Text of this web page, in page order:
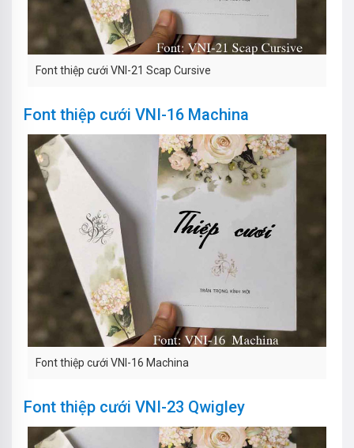
Font thiệp cưới VNI-21 Scap Cursive
Font thiệp cưới VNI-16 Machina
Font thiệp cưới VNI-16 Machina
Font thiệp cưới VNI-23 Qwigley